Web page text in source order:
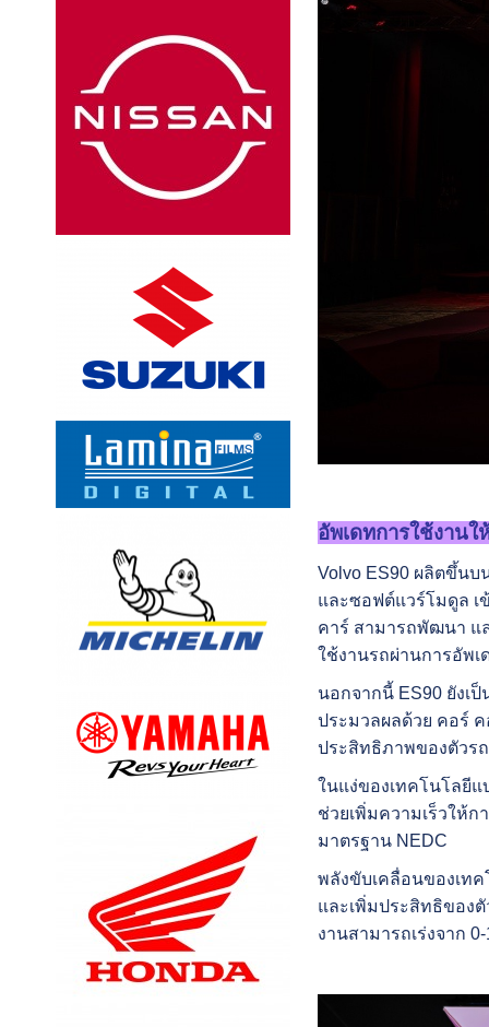
อัพเดทการใช้งาน
Volvo ES90 ผลิตขึ้นบ
และซอฟต์แวร์โมดูล เ
คาร์ สามารถพัฒนา แ
ใช้งานรถผ่านการอัพ
นอกจากนี้ ES90 ยังเ
ประมวลผลด้วย คอร์
ประสิทธิภาพของตัวร
ในแง่ของเทคโนโลยีแ
ช่วยเพิ่มความเร็วให้
มาตรฐาน NEDC
พลังขับเคลื่อนของเท
และเพิ่มประสิทธิของ
งานสามารถเร่งจาก